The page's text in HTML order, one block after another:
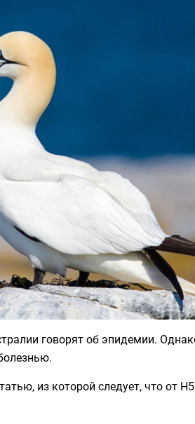
говорят об эпидемии.
из которой следует, что от